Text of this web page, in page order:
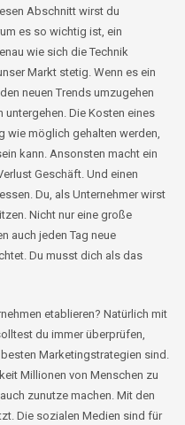
Abschnitt wirst du
es so wichtig ist, ein
wie sich die Technik
Markt stetig. Wenn es ein
neuen Trends umzugehen
untergehen. Die Kosten eines
wie möglich gehalten werden,
kann. Ansonsten macht ein
Geschäft. Und einen
Du, als Unternehmer wirst
Nicht nur eine große
auch jeden Tag neue
Du musst dich als das
etablieren? Natürlich mit
du immer überprüfen,
Marketingstrategien sind.
Millionen von Menschen zu
zunutze machen. Mit den
Die sozialen Medien sind für